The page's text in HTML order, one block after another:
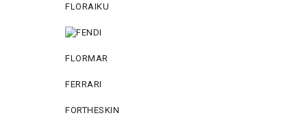
FLORAIKU
FLORMAR
FERRARI
FORTHESKIN